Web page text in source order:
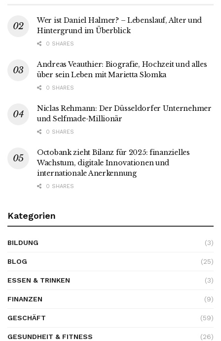
Wer ist Daniel Halmer? – Lebenslauf, Alter und
Hintergrund im Überblick
0 SHARES
Andreas Veauthier: Biografie, Hochzeit und alles
über sein Leben mit Marietta Slomka
0 SHARES
Niclas Rehmann: Der Düsseldorfer Unternehmer
und Selfmade-Millionär
0 SHARES
Octobank zieht Bilanz für 2025: finanzielles
Wachstum, digitale Innovationen und
internationale Anerkennung
0 SHARES
Kategorien
BILDUNG (3)
BLOG (25)
ESSEN & TRINKEN (3)
FINANZEN (9)
GESCHÄFT (59)
GESUNDHEIT & FITNESS (26)